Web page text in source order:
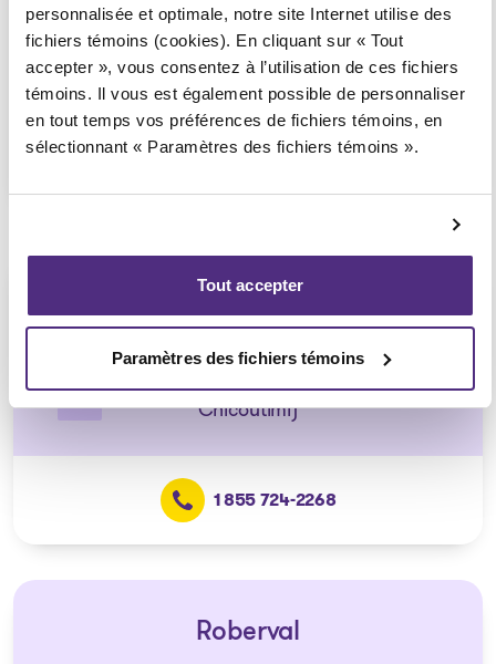
personnalisée et optimale, notre site Internet utilise des
fichiers témoins (cookies). En cliquant sur « Tout
accepter », vous consentez à l’utilisation de ces fichiers
témoins. Il vous est également possible de personnaliser
en tout temps vos préférences de fichiers témoins, en
sélectionnant « Paramètres des fichiers témoins ».
Tout accepter
Paramètres des fichiers témoins
Consultation téléphonique ou
vidéoconférence seulement
(Affilié au bureau de Saint-
Félicien)
Chicoutimi-Nord
vidéoconférence seulement
(Affilié au bureau de
Chicoutimi)
1 855 724-2268
Roberval